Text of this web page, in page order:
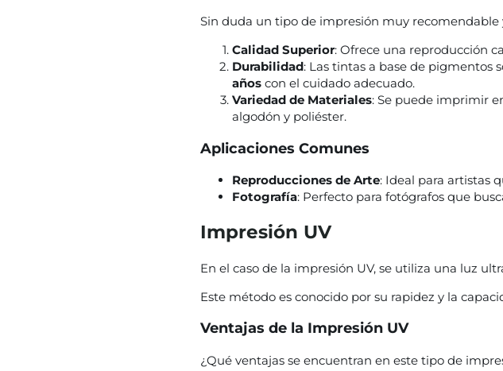
Sin duda un tipo de impresión muy recomendable
Calidad Superior: Ofrece una reproducción
Durabilidad: Las tintas a base de pigmentos
años con el cuidado adecuado.
Variedad de Materiales: Se puede imprimir
algodón y poliéster.
Aplicaciones Comunes
Reproducciones de Arte: Ideal para artistas
Fotografía: Perfecto para fotógrafos que
Impresión UV
En el caso de la impresión UV, se utiliza una luz
Este método es conocido por su rapidez y la
Ventajas de la Impresión UV
¿Qué ventajas se encuentran en este tipo de